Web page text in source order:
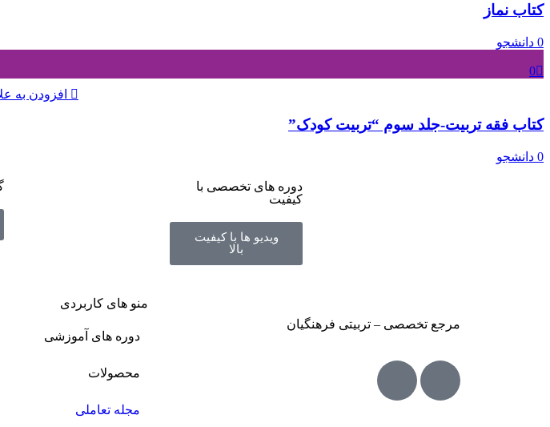
کتاب نماز
0 دانشجو
0
افزودن به
کتاب فقه تربیت-جلد سوم “تربیت کودک”
0 دانشجو
دوره های تخصصی با
کیفیت
ویدیو ها با کیفیت
بالا
مرجع تخصصی – تربیتی فرهنگیان
منو های کاربردی
دوره های آموزشی
محصولات
مجله تعاملی